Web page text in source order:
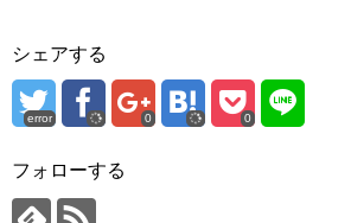
シェアする
error 0 0
フォローする